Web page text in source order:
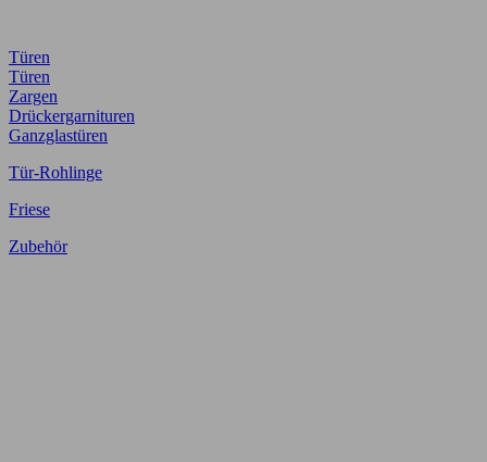
Türen
Türen
Zargen
Drückergarnituren
Ganzglastüren
Tür-Rohlinge
Friese
Zubehör